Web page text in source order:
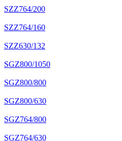
SZZ764/200
SZZ764/160
SZZ630/132
SGZ800/1050
SGZ800/800
SGZ800/630
SGZ764/800
SGZ764/630